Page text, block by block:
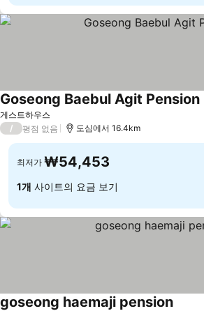
게스트하우스
Goseong Baebul Agit Pension
/ 평점 없음 도심에서 16.4km
최저가 ₩54,453
1개 사이트의 요금 보기
goseong haemaji pension